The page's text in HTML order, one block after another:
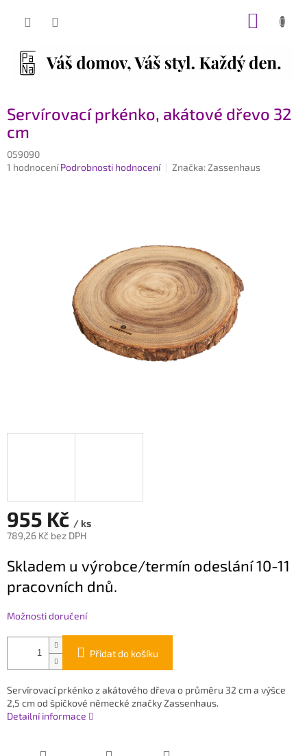
Servírovací prkénko, akátové dřevo 32
cm
059090
Průměrné
1 hodnocení Podrobnosti hodnocení Značka:Zassenhaus
955 Kč / ks
789,26 Kč bez DPH
cena:
Skladem u výrobce/termín odeslání 10-11
pracovních dnů.
Možnosti doručení
Přidat do košíku
Servírovací prkénko z akátového dřeva o průměru 32 cm a výšce
2,5 cm od špičkové německé značky Zassenhaus.
Detailní informace